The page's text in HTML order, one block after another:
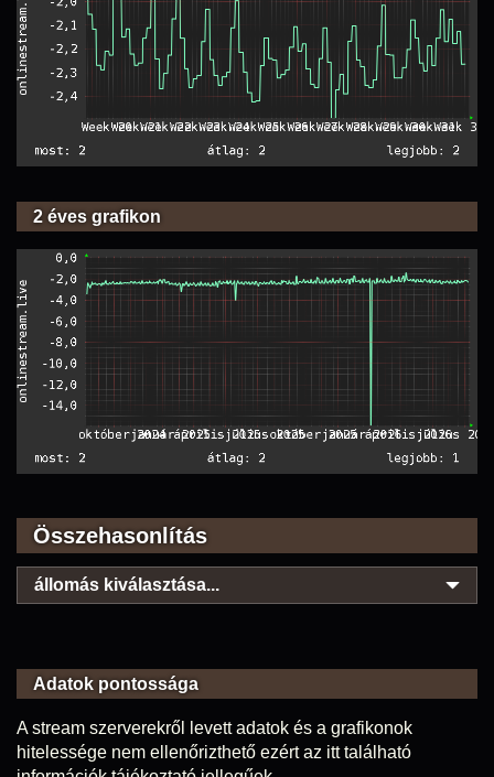
2 éves grafikon
Összehasonlítás
állomás kiválasztása...
Adatok pontossága
A stream szerverekről levett adatok és a grafikonok
hitelessége nem ellenőrizthető ezért az itt található